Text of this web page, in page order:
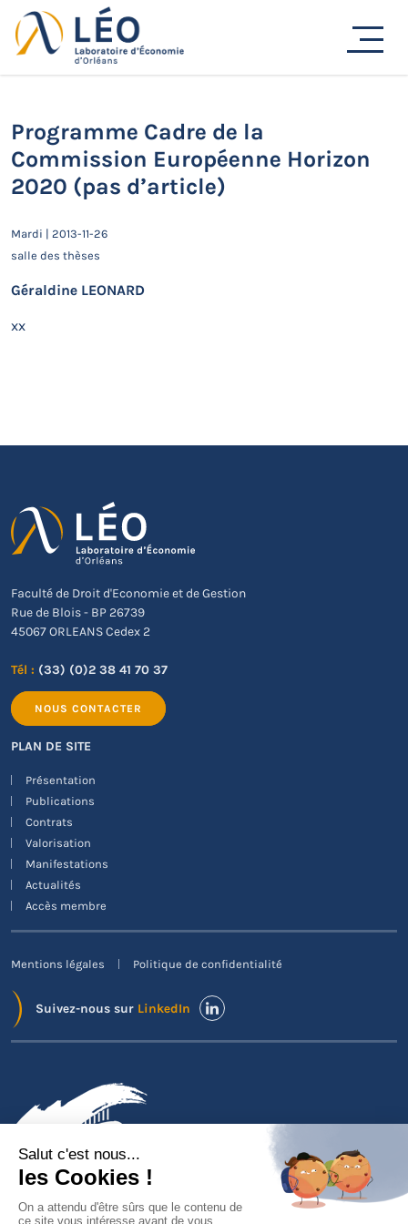
Passer
au
contenu
Actualités
Programme Cadre de la
Commission Européenne Horizon
2020 (pas d’article)
Mardi | 2013-11-26
salle des thèses
Géraldine LEONARD
xx
Faculté de Droit d'Economie et de Gestion
Rue de Blois - BP 26739
45067 ORLEANS Cedex 2
Tél : (33) (0)2 38 41 70 37
NOUS CONTACTER
PLAN DE SITE
Présentation
Publications
Contrats
Valorisation
Manifestations
Actualités
Accès membre
Mentions légales Politique de confidentialité
Suivez-nous sur LinkedIn